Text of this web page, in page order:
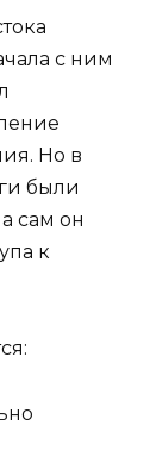
с ним
Но в
были
сам он
к